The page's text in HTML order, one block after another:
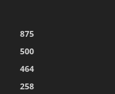
875
500
464
258